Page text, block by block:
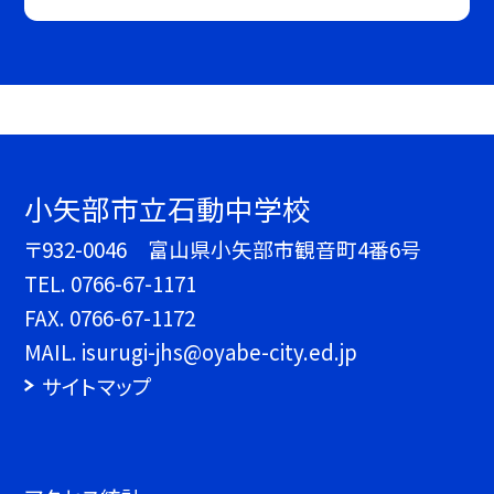
小矢部市立石動中学校
〒932-0046 富山県小矢部市観音町4番6号
TEL. 0766-67-1171
FAX. 0766-67-1172
MAIL. isurugi-jhs@oyabe-city.ed.jp
サイトマップ